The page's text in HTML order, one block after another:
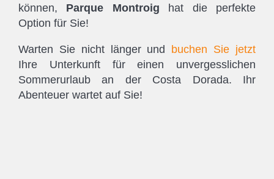
können, Parque Montroig hat die perfekte
Option für Sie!
Warten Sie nicht länger und buchen Sie jetzt
Ihre Unterkunft für einen unvergesslichen
Sommerurlaub an der Costa Dorada. Ihr
Abenteuer wartet auf Sie!